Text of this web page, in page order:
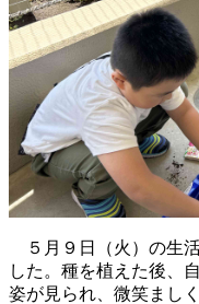
５月９日（火）の生
した。種を植えた後、
姿が見られ、微笑まし